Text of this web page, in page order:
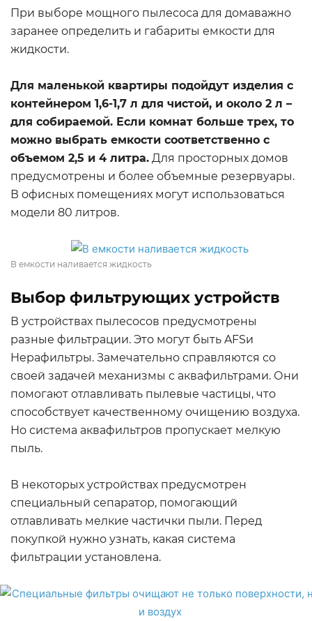
При выборе мощного пылесоса для домаважно
заранее определить и габариты емкости для
жидкости.
Для маленькой квартиры подойдут изделия с
контейнером 1,6-1,7 л для чистой, и около 2 л –
для собираемой. Если комнат больше трех, то
можно выбрать емкости соответственно с
объемом 2,5 и 4 литра. Для просторных домов
предусмотрены и более объемные резервуары.
В офисных помещениях могут использоваться
модели 80 литров.
В емкости наливается жидкость
Выбор фильтрующих устройств
В устройствах пылесосов предусмотрены
разные фильтрации. Это могут быть AFSи
Hepaфильтры. Замечательно справляются со
своей задачей механизмы с аквафильтрами. Они
помогают отлавливать пылевые частицы, что
способствует качественному очищению воздуха.
Но система аквафильтров пропускает мелкую
пыль.
В некоторых устройствах предусмотрен
специальный сепаратор, помогающий
отлавливать мелкие частички пыли. Перед
покупкой нужно узнать, какая система
фильтрации установлена.